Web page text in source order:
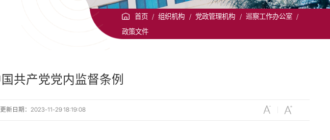
首页 / 组织机构 / 党政管理机构 / 巡察工作办公室 /
政策文件
共产党党内监督条​例
更新日期：2023-11-29 18:19:08